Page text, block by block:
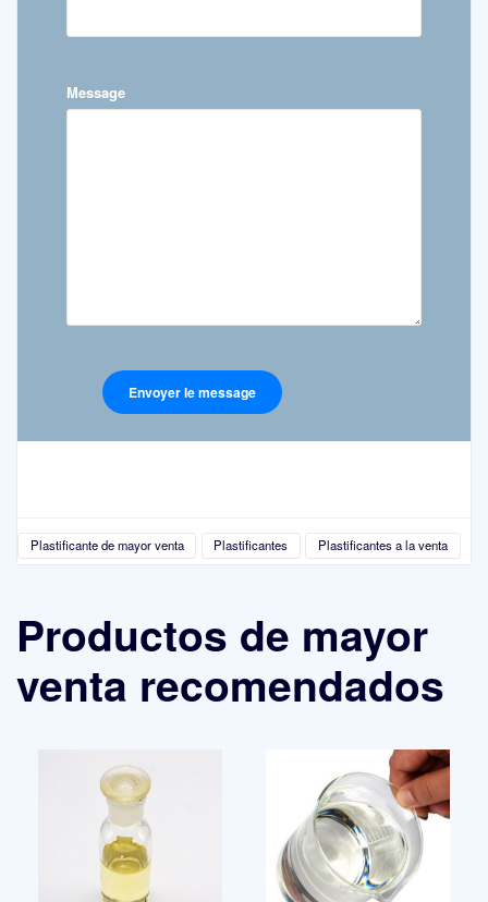
Message
Plastificante de mayor venta Plastificantes Plastificantes a la venta
Productos de mayor
venta recomendados